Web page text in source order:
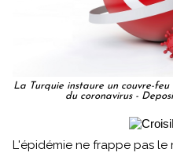
La Turquie instaure un couvre-
du coronavirus -
L'épidémie ne frappe pas